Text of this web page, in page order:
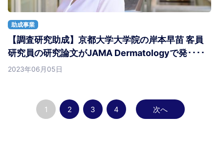
助成事業
【調査研究助成】京都大学大学院の岸本早苗 客員
研究員の研究論文がJAMA Dermatologyで発････
2023年06月05日
1 2 3 4 次へ